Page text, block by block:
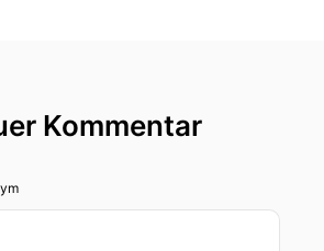
Kommentar